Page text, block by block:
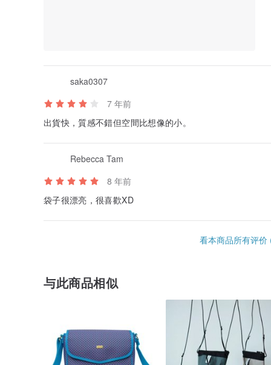
saka0307
7 年前
出貨快，質感不錯但空間比想像的小。
Rebecca Tam
8 年前
袋子很漂亮，很喜歡XD
看本商品所有评价
与此商品相似